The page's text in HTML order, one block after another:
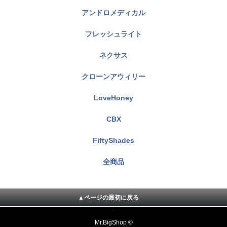
アンドロメディカル
フレッシュライト
ネクサス
クローンアウィリー
LoveHoney
CBX
FiftyShades
全商品
▲ページの最初に戻る
Mr.BigShop ©